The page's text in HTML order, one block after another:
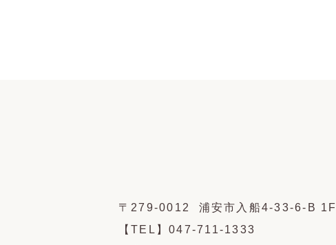
〒279-0012 浦安市入船4-33-6-B 1F
【TEL】047-711-1333